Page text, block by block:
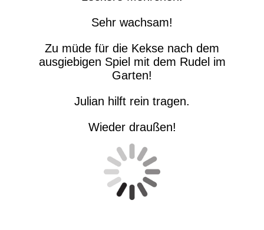
Sehr wachsam!
Zu müde für die Kekse nach dem
ausgiebigen Spiel mit dem Rudel im
Garten!
Julian hilft rein tragen.
Wieder draußen!